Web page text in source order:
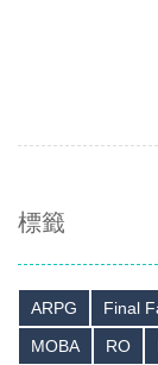
標籤
ARPG Final
MOBA
RO